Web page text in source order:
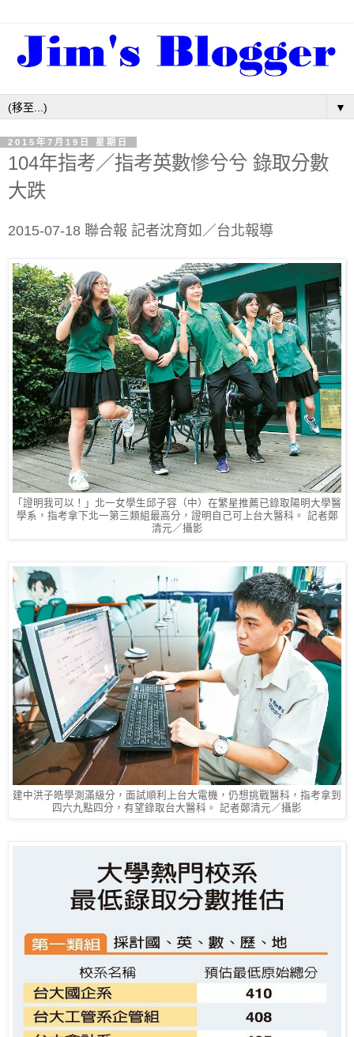
▼
2015年7月19日 星期日
104年指考／指考英數慘兮兮 錄取分數
大跌
2015-07-18 聯合報 記者沈育如／台北報導
「證明我可以！」北一女學生邱子容（中）在繁星推薦已錄取陽明大學醫
學系，指考拿下北一第三類組最高分，證明自己可上台大醫科。 記者鄭
清元／攝影
建中洪子皓學測滿級分，面試順利上台大電機，仍想挑戰醫科，指考拿到
四六九點四分，有望錄取台大醫科。 記者鄭清元／攝影